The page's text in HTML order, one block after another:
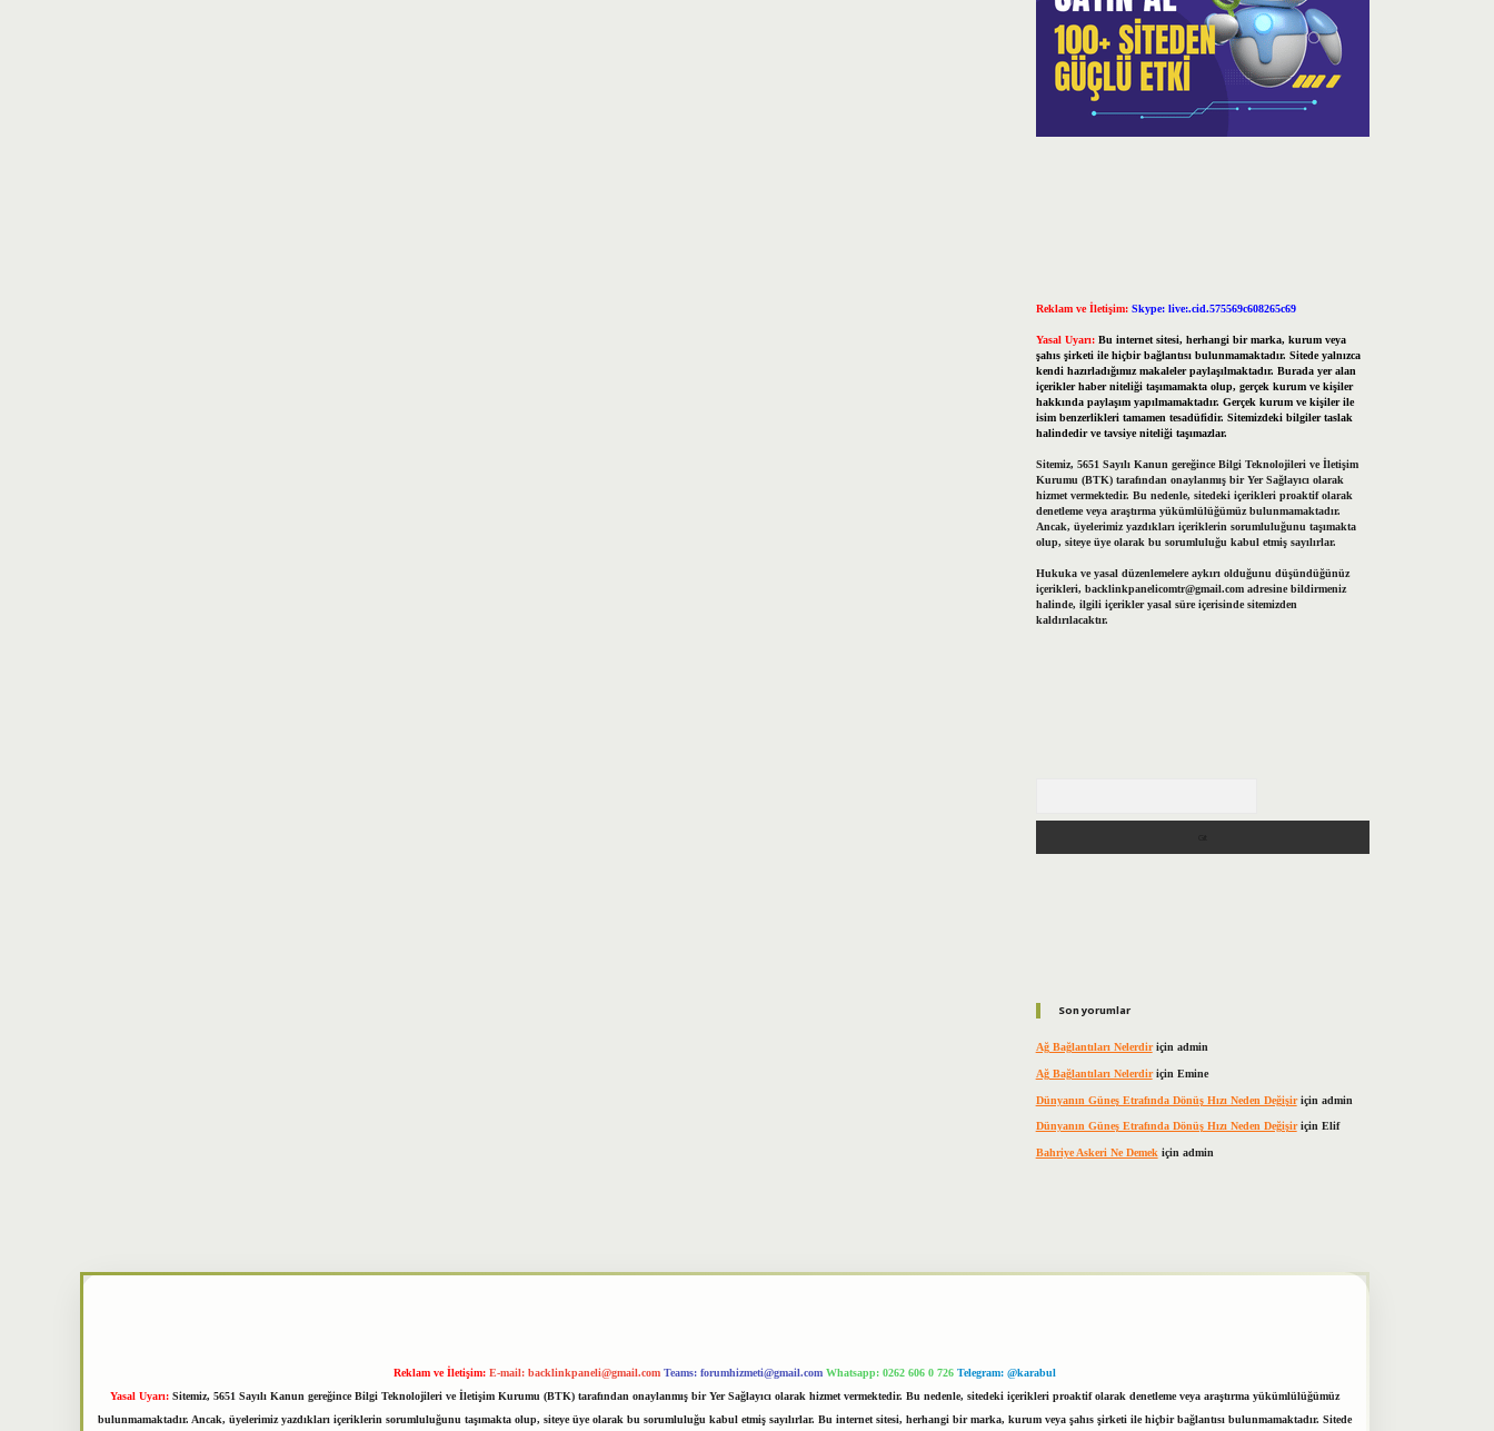
Reklam ve İletişim: Skype: live:.cid.575569c608265c69
Yasal Uyarı: Bu internet sitesi, herhangi bir marka, kurum veya
şahıs şirketi ile hiçbir bağlantısı bulunmamaktadır. Sitede yalnızca
kendi hazırladığımız makaleler paylaşılmaktadır. Burada yer alan
içerikler haber niteliği taşımamakta olup, gerçek kurum ve kişiler
hakkında paylaşım yapılmamaktadır. Gerçek kurum ve kişiler ile
isim benzerlikleri tamamen tesadüfidir. Sitemizdeki bilgiler taslak
halindedir ve tavsiye niteliği taşımazlar.
Sitemiz, 5651 Sayılı Kanun gereğince Bilgi Teknolojileri ve İletişim
Kurumu (BTK) tarafından onaylanmış bir Yer Sağlayıcı olarak
hizmet vermektedir. Bu nedenle, sitedeki içerikleri proaktif olarak
denetleme veya araştırma yükümlülüğümüz bulunmamaktadır.
Ancak, üyelerimiz yazdıkları içeriklerin sorumluluğunu taşımakta
olup, siteye üye olarak bu sorumluluğu kabul etmiş sayılırlar.
Hukuka ve yasal düzenlemelere aykırı olduğunu düşündüğünüz
içerikleri, backlinkpanelicomtr@gmail.comadresine bildirmeniz
halinde, ilgili içerikler yasal süre içerisinde sitemizden
kaldırılacaktır.
Son yorumlar
Ağ Bağlantıları Nelerdiriçin admin
Ağ Bağlantıları Nelerdiriçin Emine
Dünyanın Güneş Etrafında Dönüş Hızı Neden Değişiriçin admin
Dünyanın Güneş Etrafında Dönüş Hızı Neden Değişiriçin Elif
Bahriye Askeri Ne Demek için admin
Reklam ve İletişim: E-mail: backlinkpaneli@gmail.com Teams: forumhizmeti@gmail.com Whatsapp: 0262 606 0 726 Telegram: @karabul
Yasal Uyarı: Sitemiz, 5651 Sayılı Kanun gereğince Bilgi Teknolojileri ve İletişim Kurumu (BTK) tarafından onaylanmış bir Yer Sağlayıcı olarak hizmet vermektedir. Bu nedenle, sitedeki içerikleri proaktif olarak denetleme veya araştırma yükümlülüğümüz
bulunmamaktadır. Ancak, üyelerimiz yazdıkları içeriklerin sorumluluğunu taşımakta olup, siteye üye olarak bu sorumluluğu kabul etmiş sayılırlar. Bu internet sitesi, herhangi bir marka, kurum veya şahıs şirketi ile hiçbir bağlantısı bulunmamaktadır. Sitede